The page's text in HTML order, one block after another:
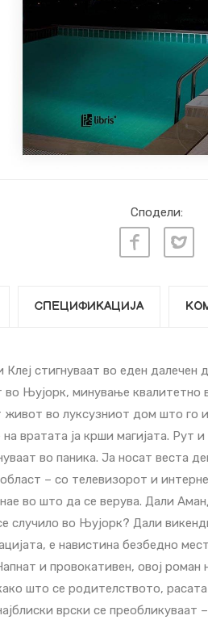
Сподели:
СПЕЦИФИКАЦИЈА
Клеј стигнуваат во еден
Њујорк, минување квалитетно
во луксузниот дом што го
вратата ја крши магијата. Рут
во паника. Ја носат веста
– со телевизорот и
во што да се верува. Дали
случило во Њујорк? Дали
е навистина безбедно
и провокативен, овој
што се родителството,
врски се преобликуваат